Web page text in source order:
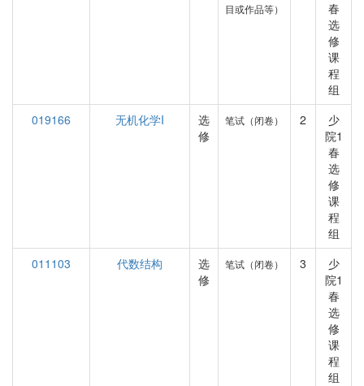
目或作品等）
春
选
修
课
程
组
019166
无机化学I
选
修
笔试（闭卷） 2
少
院1
春
选
修
课
程
组
011103
代数结构
选
修
笔试（闭卷） 3
少
院1
春
选
修
课
程
组